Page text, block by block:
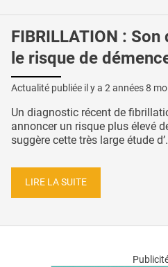
FIBRILLATION :
le risque de
Actualité publiée il y a 2 années 8
Un diagnostic récent de
annoncer un risque plus élevé
suggère cette très large étude
LIRE LA SUITE